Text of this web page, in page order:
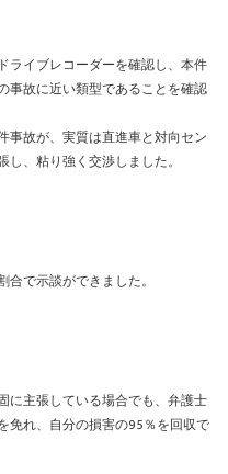
ライブレコーダーを確認し、本件
事故に近い類型であることを確認
事故が、実質は直進車と対向セン
、粘り強く交渉しました。
で示談ができました。
に主張している場合でも、弁護士
免れ、自分の損害の95％を回収で